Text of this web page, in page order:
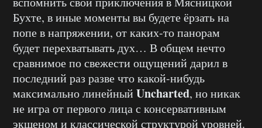
Бухте, в иные моменты вы будете ёрзать на
попе в напряжении, от каких-то панорам
будет перехватывать дух… В общем нечто
сравнимое по свежести ощущений дарил в
последний раз разве что какой-нибудь
максимально линейный Uncharted, но никак
не игра от первого лица с консервативным
экшеном и классической структурой уровней.